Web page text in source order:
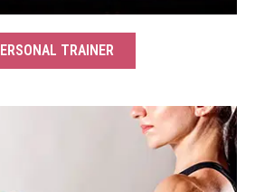
TRAINER